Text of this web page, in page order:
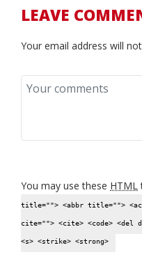
LEAVE
Your email address will
You may use these HTML
title=""> <abbr title="">
cite=""> <cite> <code> <del
<s> <strike> <strong>